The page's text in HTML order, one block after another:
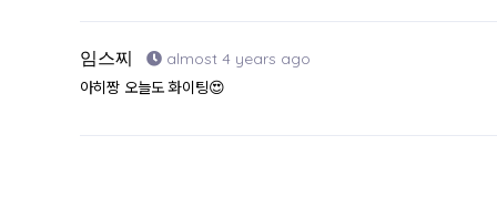
임스찌 almost 4 years ago
아히짱 오늘도 화이팅😍